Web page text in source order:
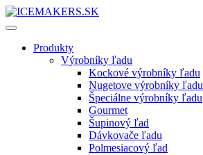
Produkty
Výrobníky ľadu
Kockové výrobníky ľadu
Nugetove výrobníky ľadu
Špeciálne výrobníky ľadu
Gourmet
Šupinový ľad
Dávkovače ľadu
Polmesiacový ľad